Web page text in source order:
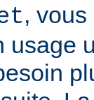
,
usage